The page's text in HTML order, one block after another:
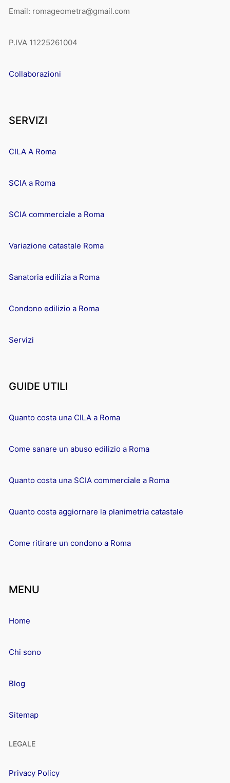
Email: romageometra@gmail.com
P.IVA 11225261004
Collaborazioni
SERVIZI
CILA A Roma
SCIA a Roma
SCIA commerciale a Roma
Variazione catastale Roma
Sanatoria edilizia a Roma
Condono edilizio a Roma
Servizi
GUIDE UTILI
Quanto costa una CILA a Roma
Come sanare un abuso edilizio a Roma
Quanto costa una SCIA commerciale a Roma
Quanto costa aggiornare la planimetria catastale
Come ritirare un condono a Roma
MENU
Home
Chi sono
Blog
Sitemap
LEGALE
Privacy Policy